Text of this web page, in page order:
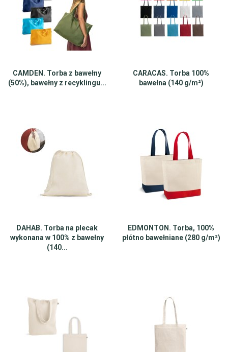
CAMDEN. Torba z bawełny
(50%), bawełny z recyklingu...
CARACAS. Torba 100%
bawełna (140 g/m²)
DAHAB. Torba na plecak
wykonana w 100% z bawełny
(140...
EDMONTON. Torba, 100%
płótno bawełniane (280 g/m²)